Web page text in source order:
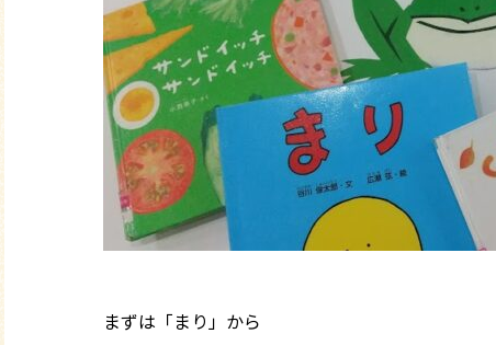
まずは「まり」から